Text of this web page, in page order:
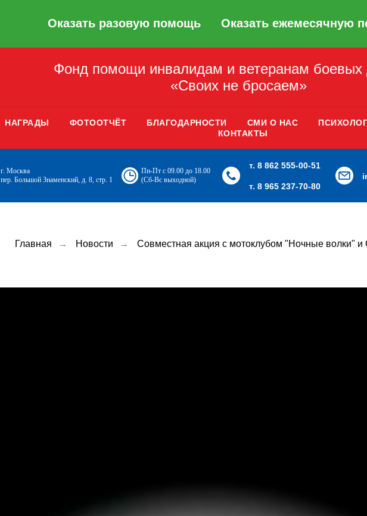
Оказать разовую помощь Оказать ежемесячную
Фонд помощи инвалидам и ветеранам боевых
«Своих не бросаем»
НАГРАДЫ ФОТООТЧЁТ БЛАГОДАРНОСТИ СМИ О НАС
КОНТАКТЫ
г. Москва
пер. Большой Знаменский, д. 8, стр. 1
Пн-Пт с 09.00 до 18.00
(Сб-Вс выходной)
т. 8 862 555-00-51
т. 8 965 237-70-80
Главная → Новости → Совместная акция с мотоклубом "Ночные